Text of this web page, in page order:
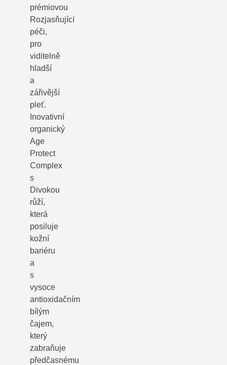
prémiovou
Rozjasňující
péči,
pro
viditelně
hladší
a
zářivější
pleť.
Inovativní
organický
Age
Protect
Complex
s
Divokou
růží,
která
posiluje
kožní
bariéru
a
s
vysoce
antioxidačním
bílým
čajem,
který
zabraňuje
předčasnému